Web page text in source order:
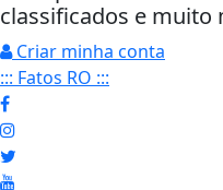
classificados e muito
Criar minha conta
::: Fatos RO :::